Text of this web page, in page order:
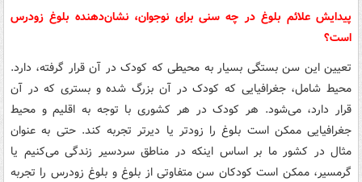
پیدایش علائم بلوغ در چه سنی برای نوجوان، نشان‌دهنده بلوغ زودرس
است؟
تعیین این سن بستگی بسیار به محیطی که کودک در آن قرار گرفته، دارد.
محیط شامل، جغرافیایی که کودک در آن بزرگ شده و بستری که در آن
قرار دارد، می‌شود. هر کودک در هر کشوری با توجه به اقلیم و محیط
جغرافیایی ممکن است بلوغ را زودتر یا دیرتر تجربه کند. حتی به عنوان
مثال در کشور ما بر اساس اینکه در مناطق سردسیر زندگی می‌کنیم یا
گرمسیر، ممکن است کودکان سن متفاوتی از بلوغ و بلوغ زودرس را تجربه